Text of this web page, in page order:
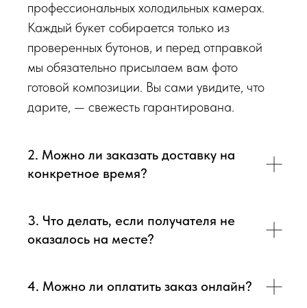
обязательно пришлем Вам на согласование фото и
видео непосредственно того букета, который наш
флорист собрал для Вас.
Доставка цветов в Симферополе . Качественно. Быстро.
профессиональных холодильных камерах.
Каждый букет собирается только из
проверенных бутонов, и перед отправкой
мы обязательно присылаем вам фото
готовой композиции. Вы сами увидите, что
дарите, — свежесть гарантирована.
2. Можно ли заказать доставку на
конкретное время?
3. Что делать, если получателя не
оказалось на месте?
4. Можно ли оплатить заказ онлайн?